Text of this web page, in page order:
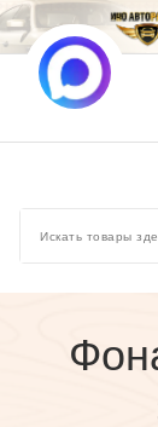
Перейти
к
содержимому